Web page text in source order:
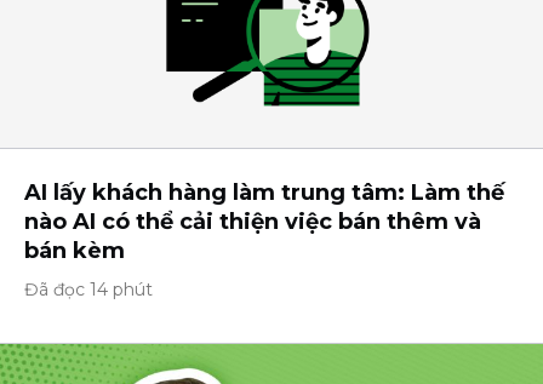
AI lấy khách hàng làm trung tâm: Làm thế
nào AI có thể cải thiện việc bán thêm và
bán kèm
Đã đọc 14 phút